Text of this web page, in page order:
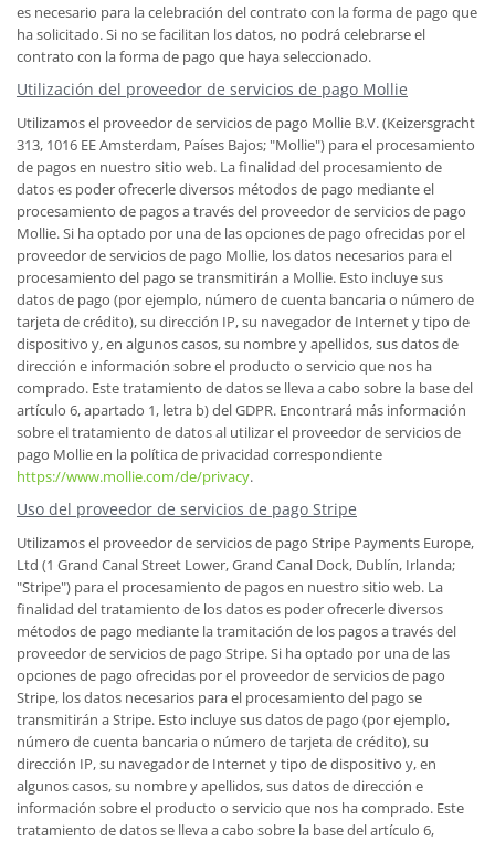
es necesario para la celebración del contrato con la forma de pago que
ha solicitado. Si no se facilitan los datos, no podrá celebrarse el
contrato con la forma de pago que haya seleccionado.
Utilización del proveedor de servicios de pago Mollie
Utilizamos el proveedor de servicios de pago Mollie B.V. (Keizersgracht
313, 1016 EE Amsterdam, Países Bajos; "Mollie") para el procesamiento
de pagos en nuestro sitio web. La finalidad del procesamiento de
datos es poder ofrecerle diversos métodos de pago mediante el
procesamiento de pagos a través del proveedor de servicios de pago
Mollie. Si ha optado por una de las opciones de pago ofrecidas por el
proveedor de servicios de pago Mollie, los datos necesarios para el
procesamiento del pago se transmitirán a Mollie. Esto incluye sus
datos de pago (por ejemplo, número de cuenta bancaria o número de
tarjeta de crédito), su dirección IP, su navegador de Internet y tipo de
dispositivo y, en algunos casos, su nombre y apellidos, sus datos de
dirección e información sobre el producto o servicio que nos ha
comprado. Este tratamiento de datos se lleva a cabo sobre la base del
artículo 6, apartado 1, letra b) del GDPR. Encontrará más información
sobre el tratamiento de datos al utilizar el proveedor de servicios de
pago Mollie en la política de privacidad correspondiente
https://www.mollie.com/de/privacy.
Uso del proveedor de servicios de pago Stripe
Utilizamos el proveedor de servicios de pago Stripe Payments Europe,
Ltd (1 Grand Canal Street Lower, Grand Canal Dock, Dublín, Irlanda;
"Stripe") para el procesamiento de pagos en nuestro sitio web. La
finalidad del tratamiento de los datos es poder ofrecerle diversos
métodos de pago mediante la tramitación de los pagos a través del
proveedor de servicios de pago Stripe. Si ha optado por una de las
opciones de pago ofrecidas por el proveedor de servicios de pago
Stripe, los datos necesarios para el procesamiento del pago se
transmitirán a Stripe. Esto incluye sus datos de pago (por ejemplo,
número de cuenta bancaria o número de tarjeta de crédito), su
dirección IP, su navegador de Internet y tipo de dispositivo y, en
algunos casos, su nombre y apellidos, sus datos de dirección e
información sobre el producto o servicio que nos ha comprado. Este
tratamiento de datos se lleva a cabo sobre la base del artículo 6,